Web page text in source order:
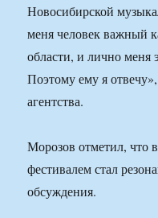
Новосибирской
меня человек важный
области, и лично меня
Поэтому ему я
агентства.
Морозов отметил, что
фестивалем стал
обсуждения.